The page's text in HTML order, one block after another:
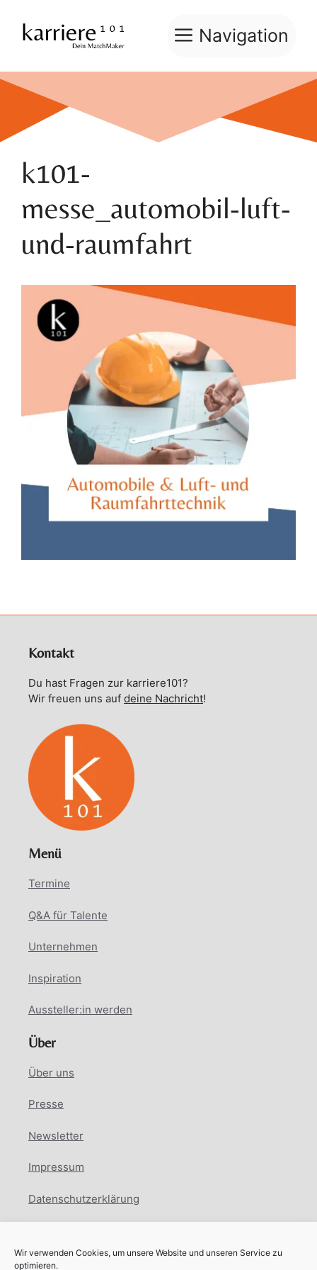
Wir verwenden Cookies, um unsere Website und unseren Service zu
optimieren.
Inhalt
springen
Navigation
k101-
messe_automobil-luft-
und-raumfahrt
Kontakt
Du hast Fragen zur karriere101?
Wir freuen uns auf deine Nachricht!
Menü
Termine
Q&A für Talente
Unternehmen
Inspiration
Aussteller:in werden
Über
Über uns
Presse
Newsletter
Impressum
Datenschutzerklärung
Facebook
Instagram
LinkedIn